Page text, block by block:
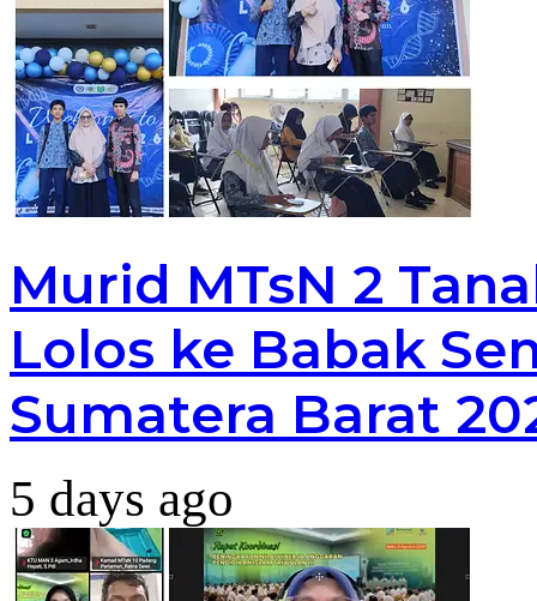
Murid MTsN 2
Lolos ke Babak
Sumatera Barat
5 days ago